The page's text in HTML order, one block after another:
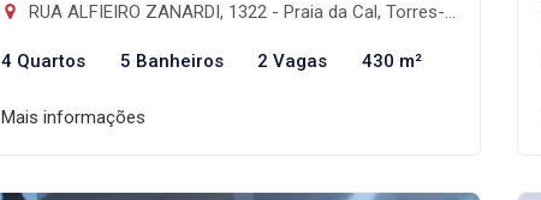
RUA ALFIEIRO ZANARDI, 1322 - Praia da Cal, Torres-RS
4 Quartos 5 Banheiros 2 Vagas 430 m²
Mais informações